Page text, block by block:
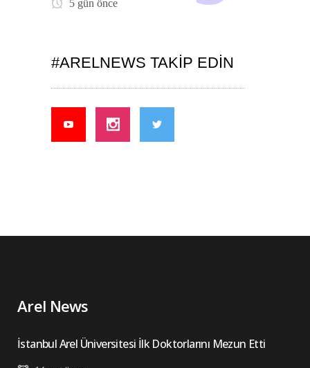
5 gün önce
#ARELNEWS TAKIP EDIN
Arel News
İstanbul Arel Üniversitesi İlk Doktorlarını Mezun Etti